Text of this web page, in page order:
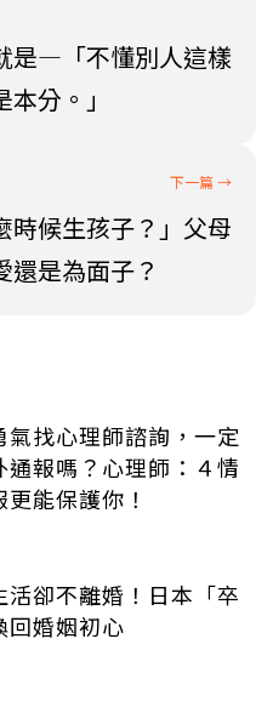
是—「不懂別人這樣
分。」
時候生孩子？」父母
還是為面子？
氣找心理師諮詢，一定
通報嗎？心理師：４情
更能保護你！
活卻不離婚！日本「卒
回婚姻初心